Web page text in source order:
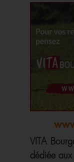
VITA
dédiée